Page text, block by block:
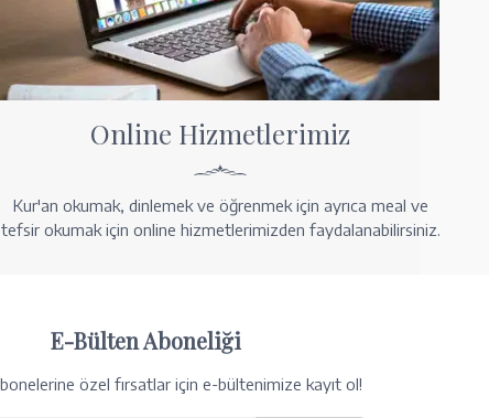
Online Hizmetlerimiz
Kur'an okumak, dinlemek ve öğrenmek için ayrıca meal ve
tefsir okumak için online hizmetlerimizden faydalanabilirsiniz.
E-Bülten Aboneliği
özel fırsatlar için e-bültenimize kayıt ol!